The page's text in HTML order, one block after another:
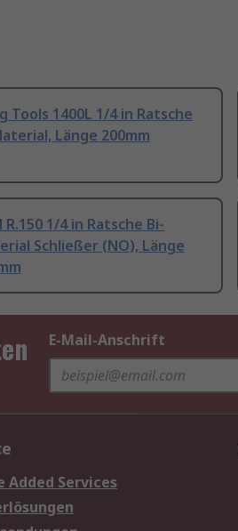
Tools 1400L 1/4 in Ratsche
Länge 200mm
R.150 1/4 in Ratsche Bi-
Schließer (NO), Länge
E-Mail-Anschrift
Added Services